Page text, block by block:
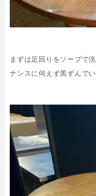
まずは足回りをソープで
ナンスに伺えず黒ずんで